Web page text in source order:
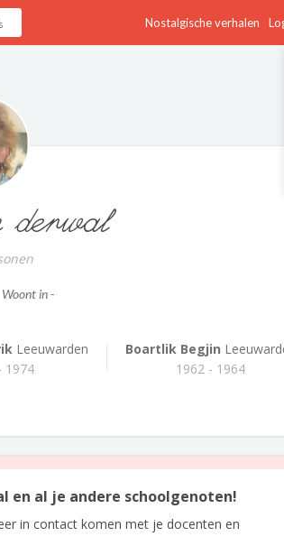
Nostalgische verhalen
Woont in -
Leeuwarden
1974
Boartlik Begjin
1962 - 1964
en al je andere schoolgenoten!
in contact komen met je docenten en